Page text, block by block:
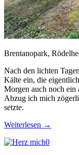
Brentanopark,
Nach den lichten
Kälte ein, die
Morgen auch noch ein
Abzug ich mich
setzte.
Weiterlesen →
0